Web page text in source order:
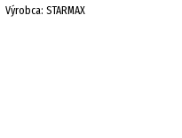
Výrobca: STARMAX